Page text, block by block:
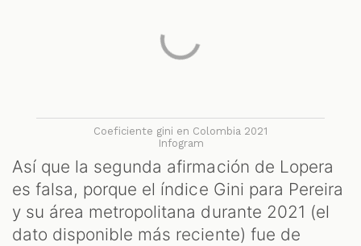
Coeficiente gini en Colombia 2021
Infogram
Así que la segunda afirmación de Lopera
es falsa, porque el índice Gini para Pereira
y su área metropolitana durante 2021 (el
dato disponible más reciente) fue de